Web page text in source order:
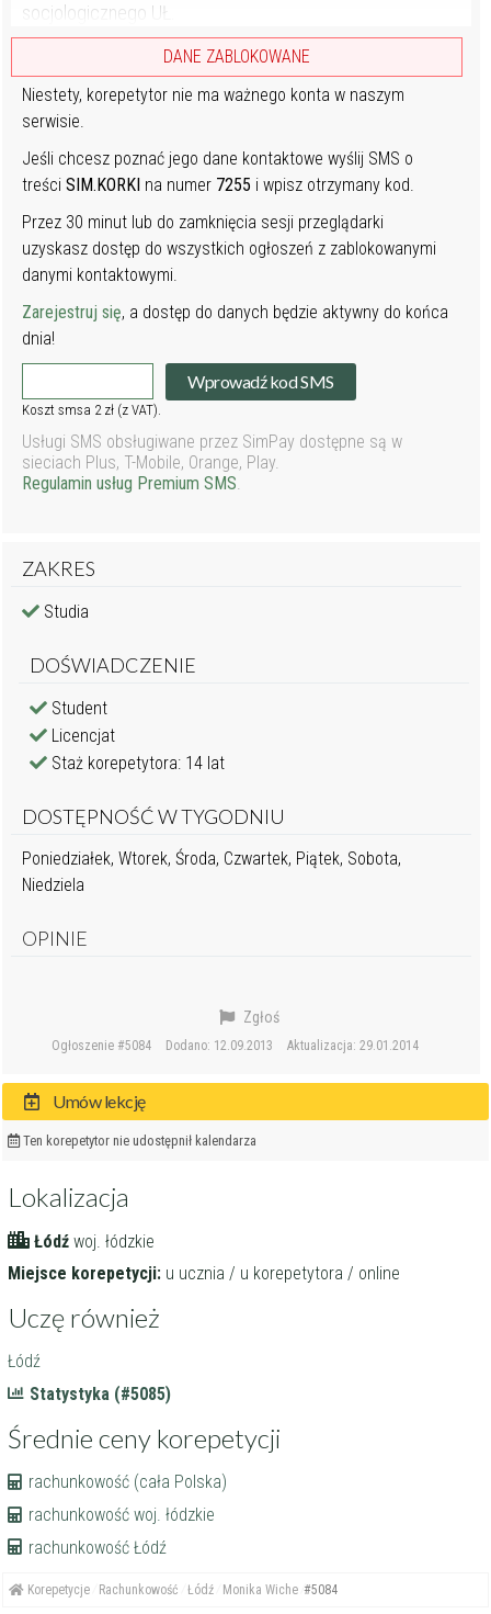
socjologicznego UŁ.
DANE ZABLOKOWANE
Niestety, korepetytor nie ma ważnego konta w naszym
serwisie.
Jeśli chcesz poznać jego dane kontaktowe wyślij SMS o
treściSIM.KORKI na numer 7255 i wpisz otrzymany kod.
Przez 30 minut lub do zamknięcia sesji przeglądarki
uzyskasz dostęp do wszystkich ogłoszeń z zablokowanymi
danymi kontaktowymi.
Zarejestruj się, a dostęp do danych będzie aktywny do końca
dnia!
Wprowadź kod SMS
Koszt smsa 2 zł (z VAT).
Usługi SMS obsługiwane przez SimPay dostępne są w
sieciach Plus, T-Mobile, Orange, Play.
Regulamin usług Premium SMS.
ZAKRES
Studia
DOŚWIADCZENIE
Student
Licencjat
Staż korepetytora: 14 lat
DOSTĘPNOŚĆ W TYGODNIU
Poniedziałek, Wtorek, Środa, Czwartek, Piątek, Sobota,
Niedziela
OPINIE
Ogłoszenie #5084 Dodano: 12.09.2013 Aktualizacja: 29.01.2014
Zgłoś
Umów lekcję
Ten korepetytor nie udostępnił kalendarza
Lokalizacja
Łódź woj. łódzkie
Miejsce korepetycji: u ucznia / u korepetytora / online
Uczę również
Łódź
Statystyka (#5085)
Średnie ceny korepetycji
rachunkowość (cała Polska)
rachunkowość woj. łódzkie
rachunkowość Łódź
Korepetycje Rachunkowość Łódź Monika Wiche #5084